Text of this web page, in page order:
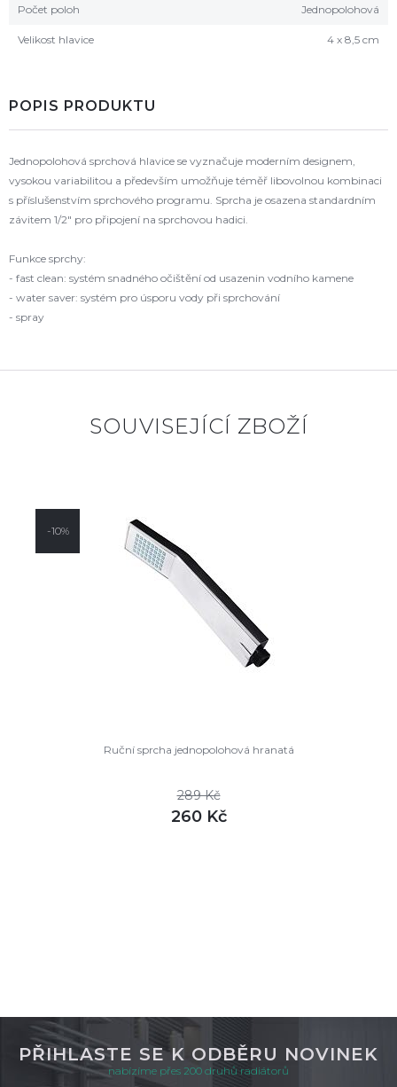
Počet poloh Jednopolohová
Velikost hlavice 4 x 8,5 cm
POPIS PRODUKTU
Jednopolohová sprchová hlavice se vyznačuje moderním designem,
vysokou variabilitou a především umožňuje téměř libovolnou kombinaci
s příslušenstvím sprchového programu. Sprcha je osazena standardním
závitem 1/2" pro připojení na sprchovou hadici.
Funkce sprchy:
- fast clean: systém snadného očištění od usazenin vodního kamene
- water saver: systém pro úsporu vody při sprchování
- spray
SOUVISEJÍCÍ ZBOŽÍ
-10%
Ruční sprcha jednopolohová hranatá
289 Kč
260 Kč
PŘIHLASTE SE K ODBĚRU NOVINEK
nabízíme přes 200 druhů radiátorů